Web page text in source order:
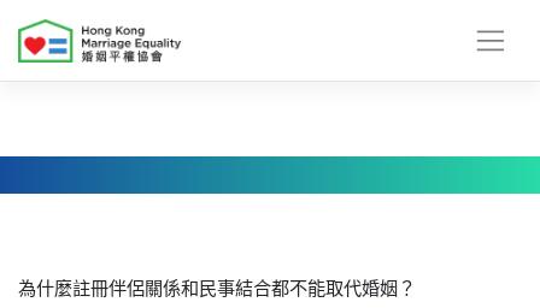
content
為什麼註冊伴侶關係和民事結合都不能取代婚姻？